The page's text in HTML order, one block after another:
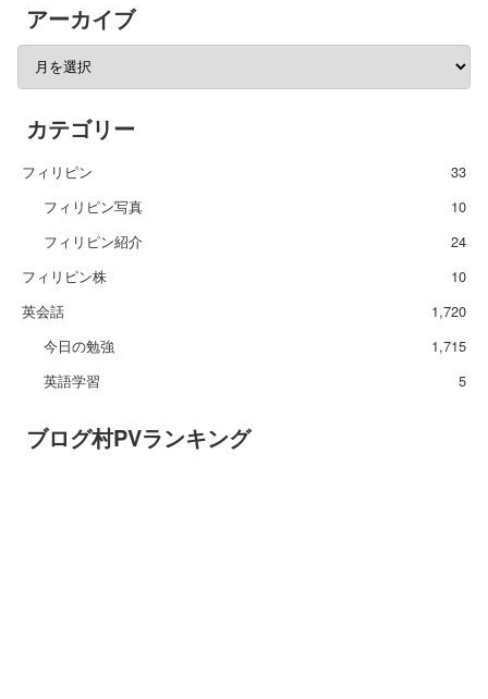
アーカイブ
カテゴリー
フィリピン
33
フィリピン写真
10
フィリピン紹介
24
フィリピン株
10
英会話
1,720
今日の勉強
1,715
英語学習
5
ブログ村PVランキング